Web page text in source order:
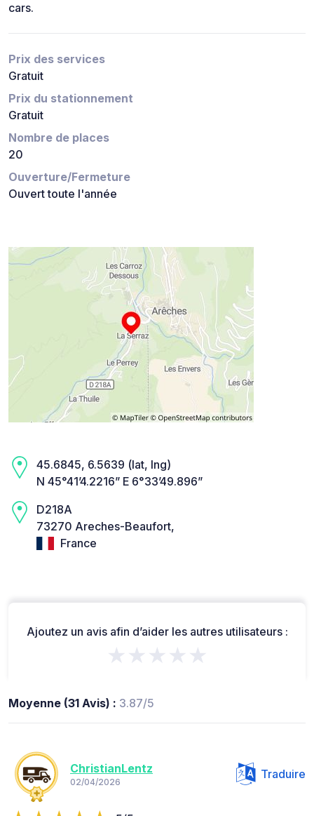
cars.
Prix des services
Gratuit
Prix du stationnement
Gratuit
Nombre de places
20
Ouverture/Fermeture
Ouvert toute l'année
45.6845, 6.5639 (lat, lng)
N 45°41’4.2216” E 6°33’49.896”
D218A
73270 Areches-Beaufort,
France
Ajoutez un avis afin d’aider les autres utilisateurs :
★★★★★
Moyenne (31 Avis) : 3.87/5
ChristianLentz
02/04/2026
Traduire